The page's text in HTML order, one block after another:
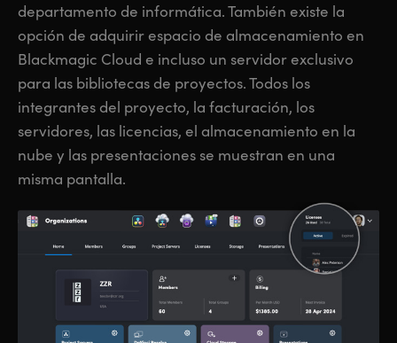
departamento de informática. También existe la
opción de adquirir espacio de almacenamiento en
Blackmagic Cloud e incluso un servidor exclusivo
para las bibliotecas de proyectos. Todos los
integrantes del proyecto, la facturación, los
servidores, las licencias, el almacenamiento en la
nube y las presentaciones se muestran en una
misma pantalla.